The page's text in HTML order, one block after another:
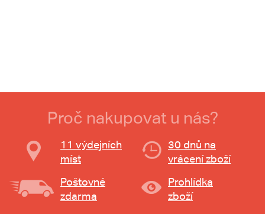
Proč nakupovat u nás?
11 výdejních
míst
30 dnů na
vrácení zboží
Poštovné
zdarma
Prohlídka
zboží